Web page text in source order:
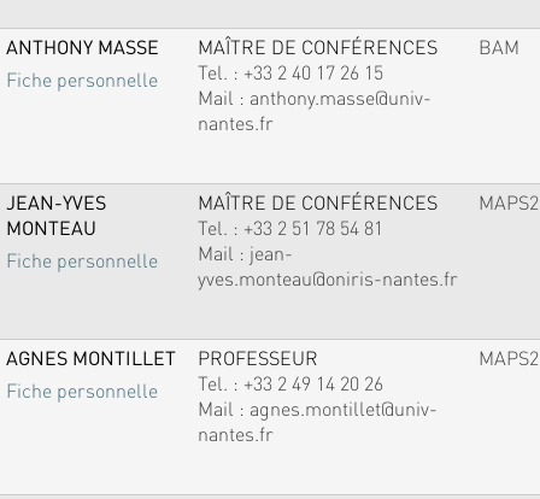
ANTHONY MASSE
Fiche personnelle
MAÎTRE DE CONFÉRENCES
Tel. : +33 2 40 17 26 15
Mail : anthony.masse@univ-
nantes.fr
BAM
JEAN-YVES
MONTEAU
Fiche personnelle
MAÎTRE DE CONFÉRENCES
Tel. : +33 2 51 78 54 81
Mail : jean-
yves.monteau@oniris-nantes.fr
MAPS2
AGNES MONTILLET
Fiche personnelle
PROFESSEUR
Tel. : +33 2 49 14 20 26
Mail : agnes.montillet@univ-
nantes.fr
MAPS2